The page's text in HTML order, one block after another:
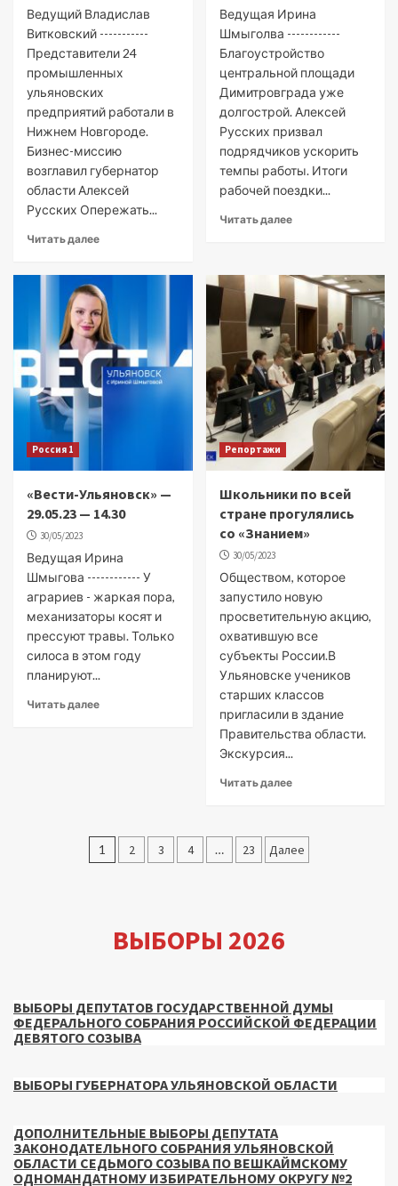
Ведущий Владислав
Витковский -----------
Представители 24
промышленных
ульяновских
предприятий работали в
Нижнем Новгороде.
Бизнес-миссию
возглавил губернатор
области Алексей
Русских Опережать...
Читать далее
Ведущая Ирина
Шмыголва ------------
Благоустройство
центральной площади
Димитровграда уже
долгострой. Алексей
Русских призвал
подрядчиков ускорить
темпы работы. Итоги
рабочей поездки...
Читать далее
Россия 1
«Вести-Ульяновск» —
29.05.23 — 14.30
30/05/2023
Ведущая Ирина
Шмыгова ------------ У
аграриев - жаркая пора,
механизаторы косят и
прессуют травы. Только
силоса в этом году
планируют...
Читать далее
Репортажи
Школьники по всей
стране прогулялись
со «Знанием»
30/05/2023
Обществом, которое
запустило новую
просветительную акцию,
охватившую все
субъекты России.В
Ульяновске учеников
старших классов
пригласили в здание
Правительства области.
Экскурсия...
Читать далее
Пагинация
1 2 3 4 … 23 Далее
ВЫБОРЫ 2026
ВЫБОРЫ ДЕПУТАТОВ ГОСУДАРСТВЕННОЙ ДУМЫ
ФЕДЕРАЛЬНОГО СОБРАНИЯ РОССИЙСКОЙ ФЕДЕРАЦИИ
ДЕВЯТОГО СОЗЫВА
ВЫБОРЫ ГУБЕРНАТОРА УЛЬЯНОВСКОЙ ОБЛАСТИ
ДОПОЛНИТЕЛЬНЫЕ ВЫБОРЫ ДЕПУТАТА
ЗАКОНОДАТЕЛЬНОГО СОБРАНИЯ УЛЬЯНОВСКОЙ
ОБЛАСТИ СЕДЬМОГО СОЗЫВА ПО ВЕШКАЙМСКОМУ
ОДНОМАНДАТНОМУ ИЗБИРАТЕЛЬНОМУ ОКРУГУ №2